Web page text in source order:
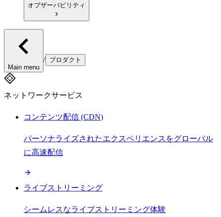
オブザーバビリティ
Main menu
/ プロダクト
ネットワークサービス
コンテンツ配信 (CDN)
パーソナライズされたエクスペリエンスをグローバル
に高速配信
ライブストリーミング
シームレスなライブストリーミング体験